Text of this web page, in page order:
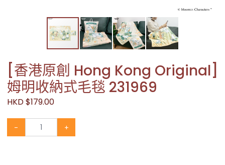
[香港原創 Hong Kong Original]
姆明收納式毛毯 231969
HKD $179.00
- +